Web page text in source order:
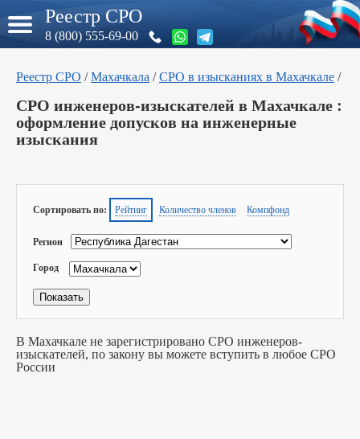
Реестр СРО
8 (800) 555-69-00
Реестр СРО /Махачкала /СРО в изысканиях в Махачкале /
СРО инженеров-изыскателей в Махачкале :
оформление допусков на инженерные
изыскания
Сортировать по: Рейтинг Количество членов Компфонд
Регион
Город
В Махачкале не зарегистрировано СРО инженеров-
изыскателей, по закону вы можете вступить в любое СРО
России